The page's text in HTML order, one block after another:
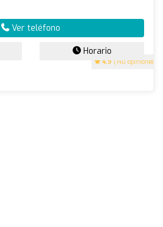
4.9 (140 opiniones)
Ver teléfono
Horario